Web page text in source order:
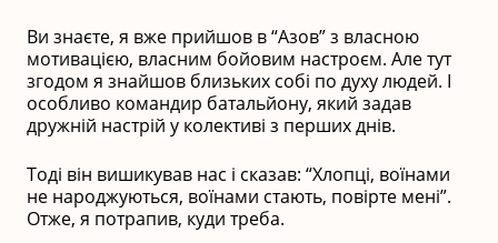
Ви знаєте, я вже прийшов в “Азов” з власною
мотивацією, власним бойовим настроєм. Але тут
згодом я знайшов близьких собі по духу людей. І
особливо командир батальйону, який задав
дружній настрій у колективі з перших днів.
Тоді він вишикував нас і сказав: “Хлопці, воїнами
не народжуються, воїнами стають, повірте мені”.
Отже, я потрапив, куди треба.